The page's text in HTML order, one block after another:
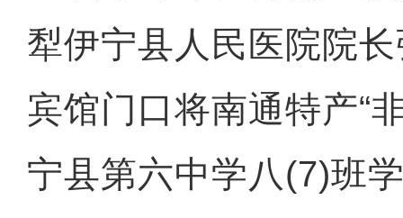
犁伊宁县人民医院院
宾馆门口将南通特产“
宁县第六中学八(7)班